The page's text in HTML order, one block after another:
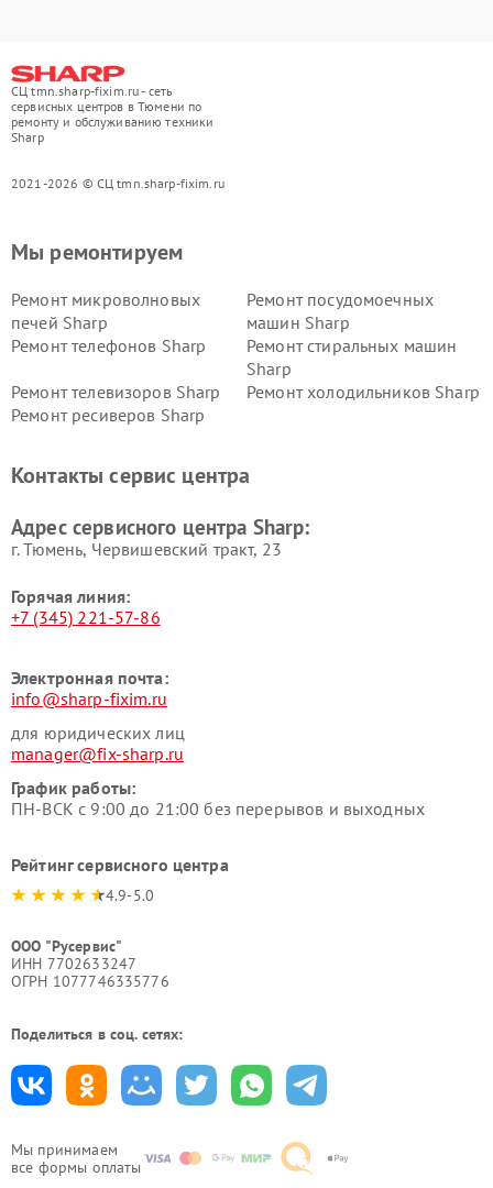
СЦ tmn.sharp-fixim.ru - сеть
сервисных центров в Тюмени по
ремонту и обслуживанию техники
Sharp
2021-2026 © СЦ tmn.sharp-fixim.ru
Мы принимаем
все формы оплаты
Мы ремонтируем
Ремонт микроволновых
печей Sharp
Ремонт посудомоечных
машин Sharp
Ремонт телефонов Sharp
Ремонт стиральных машин
Sharp
Ремонт телевизоров Sharp
Ремонт холодильников Sharp
Ремонт ресиверов Sharp
Контакты сервис центра
Адрес сервисного центра Sharp:
г. Тюмень, ​Червишевский тракт, 23
Горячая линия:
+7 (345) 221-57-86
Электронная почта:
info@sharp-fixim.ru
для юридических лиц
manager@fix-sharp.ru
График работы:
ПН-ВСК с 9:00 до 21:00 без перерывов и выходных
Рейтинг сервисного центра
4.9-5.0
ООО "Русервис"
ИНН 7702633247
ОГРН 1077746335776
Поделиться в соц. сетях: